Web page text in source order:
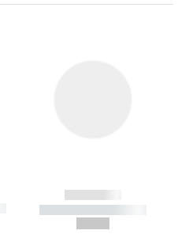
------------
----------- -----------